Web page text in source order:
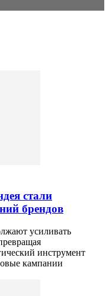
стали
брендов
усиливать
инструмент
кампании